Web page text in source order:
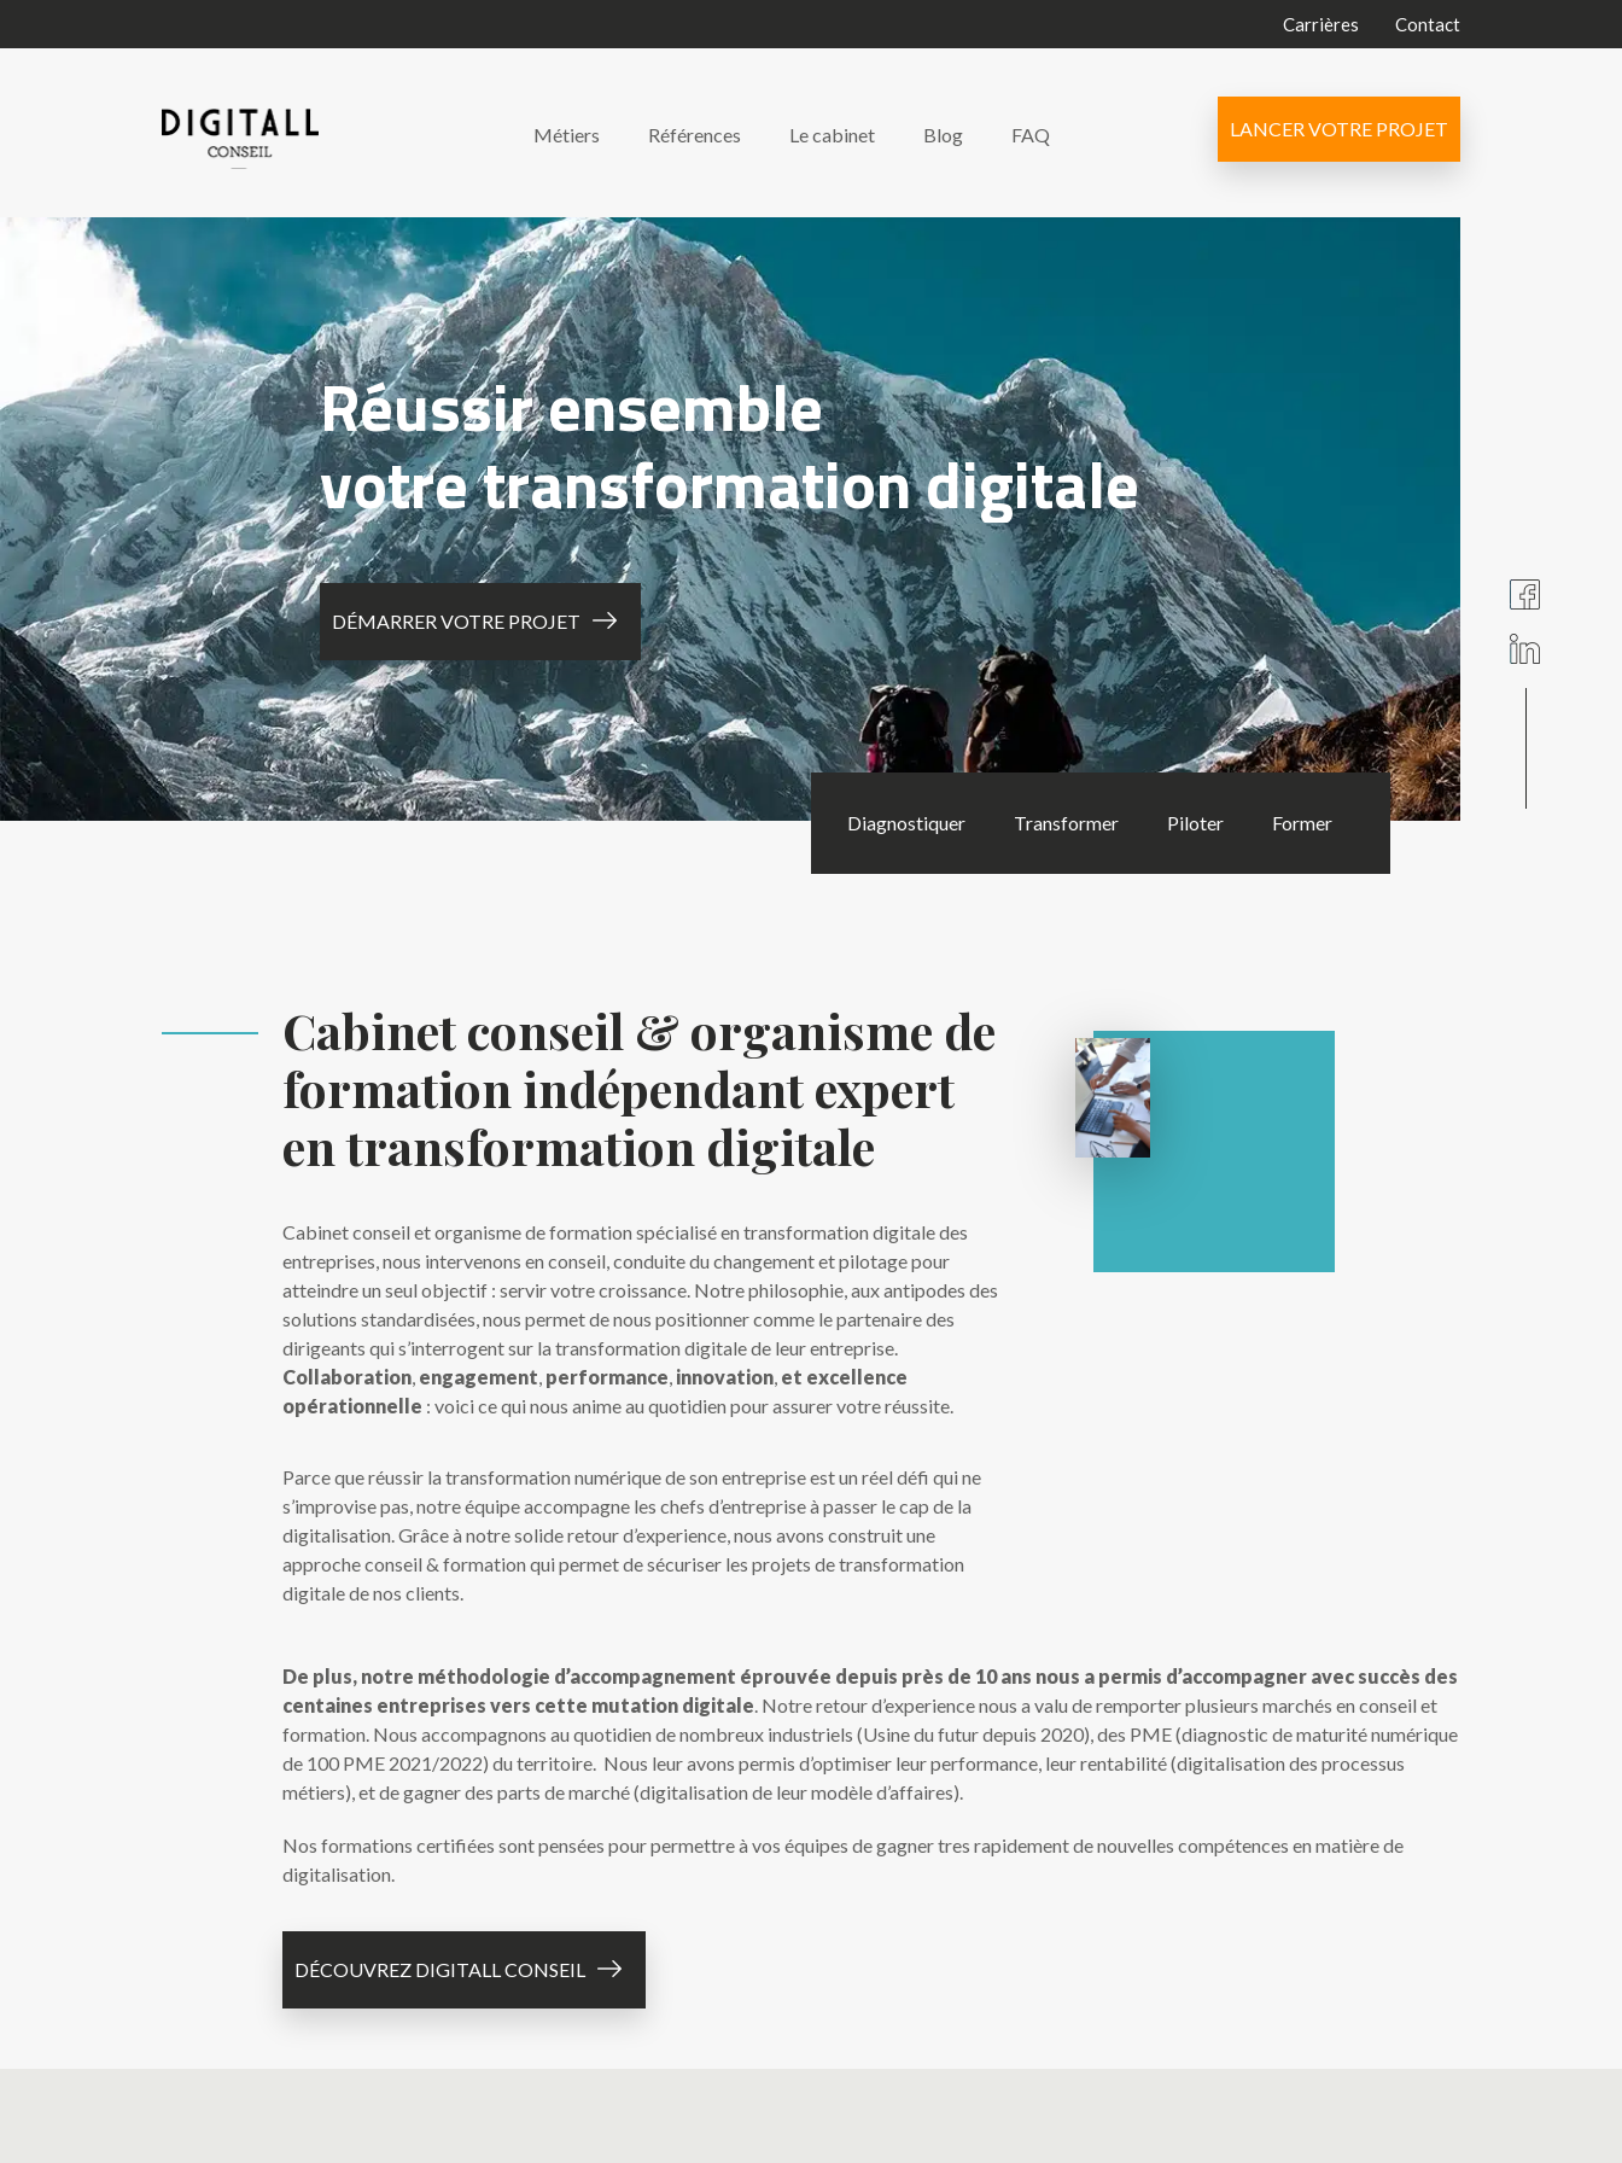
Carrières Contact
Métiers Références Le cabinet Blog FAQ LANCER VOTRE PROJET
Réussir ensemble
votre transformation digitale
DÉMARRER VOTRE PROJET
Diagnostiquer Transformer Piloter Former
Cabinet conseil & organisme de
formation indépendant expert
en transformation digitale
Cabinet conseil et organisme de formation spécialisé entransformation digitaledes
entreprises, nous intervenons en conseil, conduite du changement et pilotage pour
atteindre un seul objectif : servir votre croissance. Notre philosophie, aux antipodes des
solutions standardisées, nous permet de nous positionner comme le partenaire des
dirigeants qui s’interrogent sur la transformation digitale de leur entreprise.
Collaboration, engagement, performance, innovation, et excellence
opérationnelle : voici ce qui nous anime au quotidien pour assurer votre réussite.
Parce que réussir la transformation numérique de son entreprise est un réel défi qui ne
s’improvise pas, notre équipe accompagne les chefs d’entreprise à passer le cap de la
digitalisation. Grâce à notre solide retour d’experience, nous avons construit une
approche conseil & formation qui permet de sécuriser les projets de transformation
digitale de nos clients.
De plus, notre méthodologie d’accompagnement éprouvée depuis près de 10 ans nous a permis d’accompagner avec succès des
centaines entreprises vers cette mutation digitale. Notre retour d’experience nous a valu de remporter plusieurs marchés en conseil et
formation. Nous accompagnons au quotidien de nombreux industriels (Usine du futur depuis 2020), des PME (diagnostic de maturité numérique
de 100 PME 2021/2022) du territoire. Nous leur avons permis d’optimiser leur performance, leur rentabilité (digitalisation des processus
métiers), et de gagner des parts de marché (digitalisation de leur modèle d’affaires).
Nos formations certifiées sont pensées pour permettre à vos équipes de gagner tres rapidement de nouvelles compétences en matière de
digitalisation.
DÉCOUVREZ DIGITALL CONSEIL